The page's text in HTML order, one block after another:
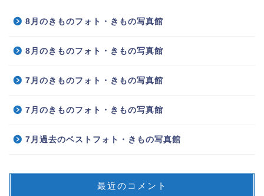
8月のきものフォト・きもの写真館
8月のきものフォト・きもの写真館
7月のきものフォト・きもの写真館
7月のきものフォト・きもの写真館
7月過去のベストフォト・きもの写真館
最近のコメント